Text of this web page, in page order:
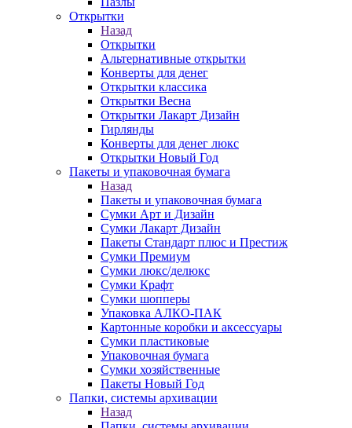
Открытки
Назад
Открытки
Альтернативные открытки
Конверты для денег
Открытки классика
Открытки Весна
Открытки Лакарт Дизайн
Гирлянды
Конверты для денег люкс
Открытки Новый Год
Пакеты и упаковочная бумага
Назад
Пакеты и упаковочная бумага
Сумки Арт и Дизайн
Сумки Лакарт Дизайн
Пакеты Стандарт плюс и Престиж
Сумки Премиум
Сумки люкс/делюкс
Сумки Крафт
Сумки шопперы
Упаковка АЛКО-ПАК
Картонные коробки и аксессуары
Сумки пластиковые
Упаковочная бумага
Сумки хозяйственные
Пакеты Новый Год
Папки, системы архивации
Назад